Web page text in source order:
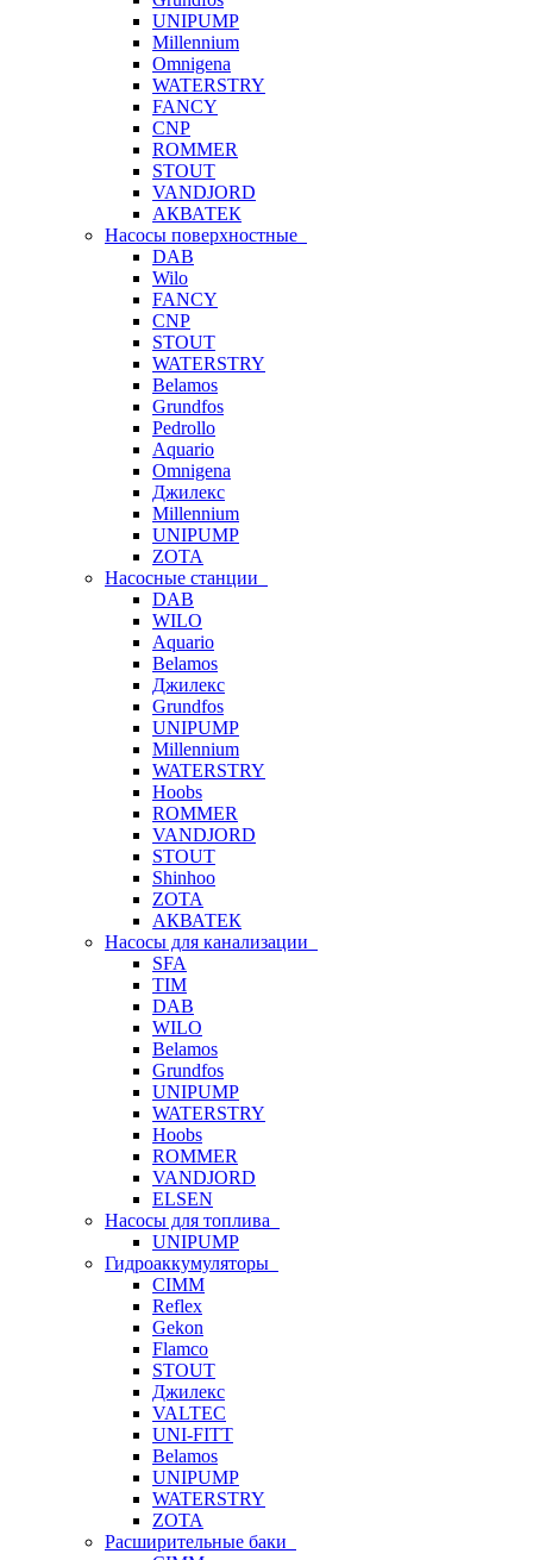
UNIPUMP
Millennium
Omnigena
WATERSTRY
FANCY
CNP
ROMMER
STOUT
VANDJORD
АКВАТЕК
Насосы поверхностные
DAB
Wilo
FANCY
CNP
STOUT
WATERSTRY
Belamos
Grundfos
Pedrollo
Aquario
Omnigena
Джилекс
Millennium
UNIPUMP
ZOTA
Насосные станции
DAB
WILO
Aquario
Belamos
Джилекс
Grundfos
UNIPUMP
Millennium
WATERSTRY
Hoobs
ROMMER
VANDJORD
STOUT
Shinhoo
ZOTA
АКВАТЕК
Насосы для канализации
SFA
TIM
DAB
WILO
Belamos
Grundfos
UNIPUMP
WATERSTRY
Hoobs
ROMMER
VANDJORD
ELSEN
Насосы для топлива
UNIPUMP
Гидроаккумуляторы
CIMM
Reflex
Gekon
Flamco
STOUT
Джилекс
VALTEC
UNI-FITT
Belamos
UNIPUMP
WATERSTRY
ZOTA
Расширительные баки